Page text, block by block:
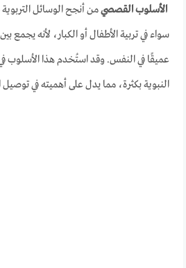
الأسلوب القصصيمن أنجح الوسائل
سواء في تربية الأطفال أو الكبار، لأنه يجمع
عميقًا في النفس. وقد استُخدم هذا الأسلوب
النبوية بكثرة، مما يدل على أهميته في توصيل